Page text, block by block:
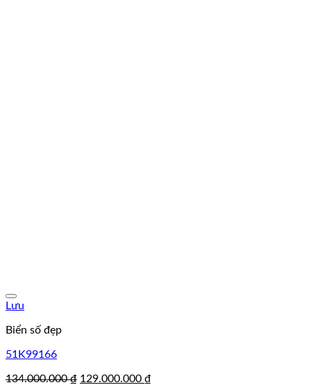
Lưu
Biển số đẹp
51K99166
134.000.000₫ Giá
129.000.000 ₫